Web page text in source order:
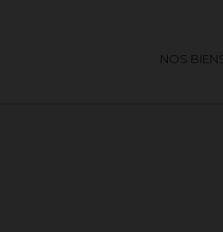
NOS